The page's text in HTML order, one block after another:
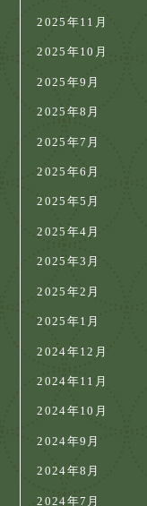
2025年11月
2025年10月
2025年9月
2025年8月
2025年7月
2025年6月
2025年5月
2025年4月
2025年3月
2025年2月
2025年1月
2024年12月
2024年11月
2024年10月
2024年9月
2024年8月
2024年7月